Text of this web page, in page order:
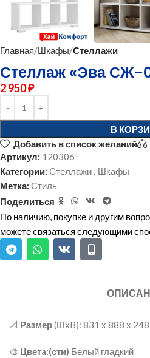
Главная Шкафы Стеллажи
Стеллаж «Эва СЖ-
2 950₽
В
Добавить в список желаний
Артикул: 120306
Категории: Стеллажи, Шкафы
Метка: Стиль
Поделиться
По наличию, покупке и другим
можете связаться следующими
📐 Размер(ШхB): 831 х 888 x
🎨 Цветa:(сти) Белый гладкий